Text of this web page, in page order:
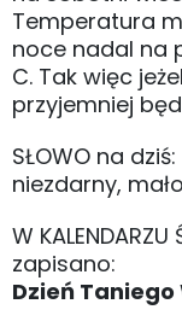
Temperatura
noce nadal na
C. Tak więc
przyjemniej
SŁOWO na dziś:
niezdarny,
W
zapisano:
Dzień Taniego